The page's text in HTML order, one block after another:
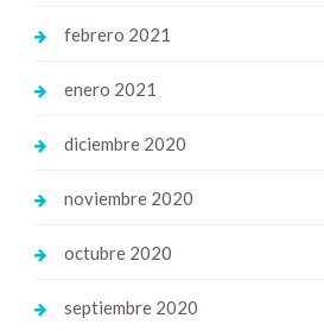
febrero 2021
enero 2021
diciembre 2020
noviembre 2020
octubre 2020
septiembre 2020